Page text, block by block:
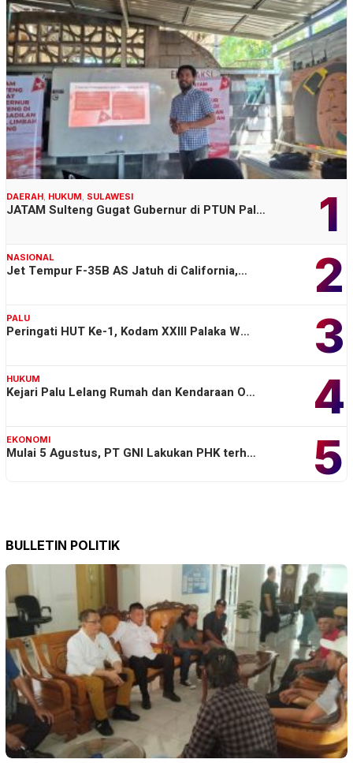
1
DAERAH HUKUM SULAWESI
JATAM Sulteng Gugat Gubernur di PTUN Pal…
2
NASIONAL
Jet Tempur F-35B AS Jatuh di California,…
3
PALU
Peringati HUT Ke-1, Kodam XXIII Palaka W…
4
HUKUM
Kejari Palu Lelang Rumah dan Kendaraan O…
5
EKONOMI
Mulai 5 Agustus, PT GNI Lakukan PHK terh…
BULLETIN POLITIK